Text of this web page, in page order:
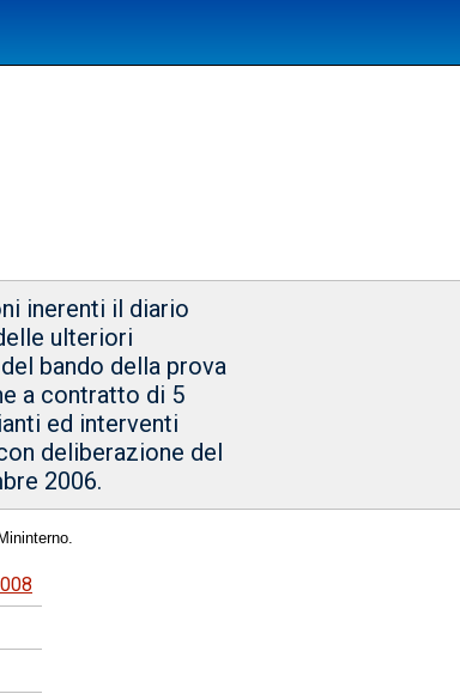
inerenti il diario
ulteriori
bando della prova
a contratto di 5
ed interventi
deliberazione del
2006.